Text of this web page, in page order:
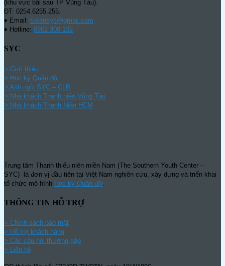
(khu vực bãi sau TP Vũng Tàu).
ĐT: 0254.6255.255.
♦ Email: tuvansyc@gmail.com
♦ Hotline: 0902 300 132
SYC
> Giới thiệu
> Học kỳ Quân đội
> Anh ngữ SYC – CLB
> Nhà khách Thanh niên Vũng Tàu
> Nhà khách Thanh Niên HCM
Trung tâm Thanh thiếu niên miền Nam (The Southern Youth Center –
SYC) là đơn vị đầu tiên tại Việt Nam nghiên cứu, xây dựng và triển khai
tổ chức mô hình Học kỳ Quân đội
THÔNG TIN HỖ TRỢ
> Chính sách bảo mật
> Hỗ trợ khách hàng
> Các câu hỏi thường gặp
> Liên hệ